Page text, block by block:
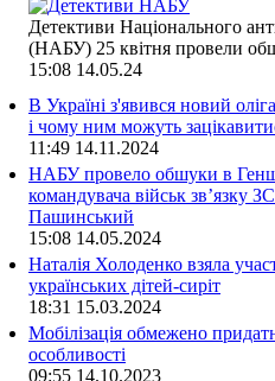
Детективи Національного
(НАБУ) 25 квітня провели
15:08 14.05.24
В Україні з'явився новий
і чому ним можуть
11:49 14.11.2024
НАБУ провело обшуки в
командувача військ зв’язку
Пашинський
15:08 14.05.2024
Наталія Холоденко взяла
українських дітей-сиріт
18:31 15.03.2024
Мобілізація обмежено
особливості
09:55 14.10.2023